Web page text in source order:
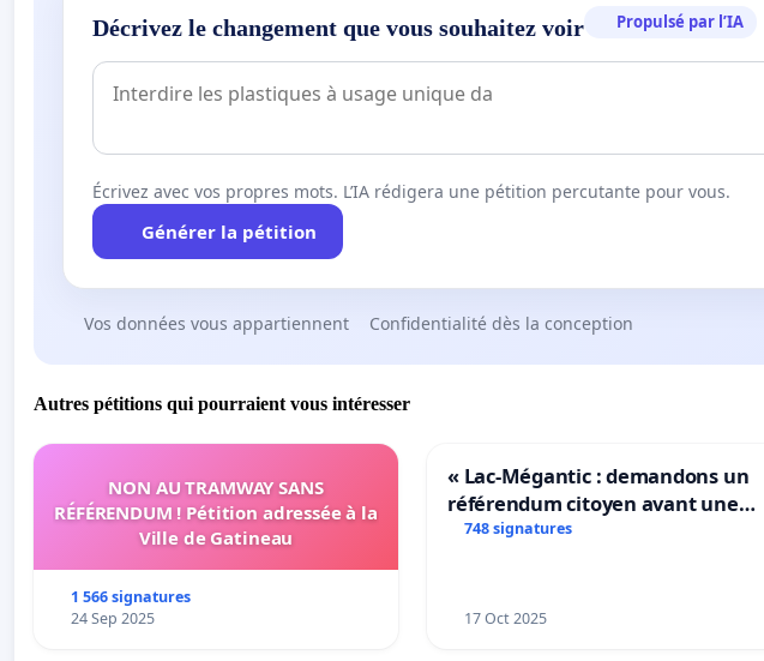
Décrivez le changement que vous souhaitez voir Propulsé par l’IA
Écrivez avec vos propres mots. L’IA rédigera une pétition percutante pour vous.
Générer la pétition
Vos données vous appartiennent Confidentialité dès la conception
Autres pétitions qui pourraient vous intéresser
NON AU TRAMWAY SANS
RÉFÉRENDUM ! Pétition adressée à la
Ville de Gatineau
1 566 signatures
24 Sep 2025
« Lac-Mégantic : demandons un
référendum citoyen avant une
transformation irréversible de
748 signatures
17 Oct 2025